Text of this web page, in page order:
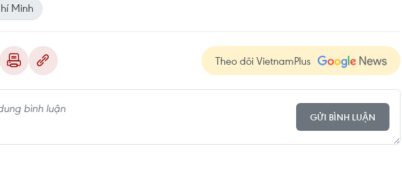
Minh
Theo dõi VietnamPlus
GỬI BÌNH LUẬN